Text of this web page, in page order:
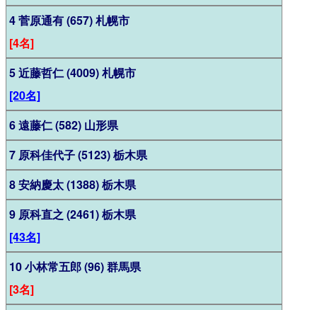
4 菅原通有 (657) 札幌市
[4名]
5 近藤哲仁 (4009) 札幌市
[20名]
6 遠藤仁 (582) 山形県
7 原科佳代子 (5123) 栃木県
8 安納慶太 (1388) 栃木県
9 原科直之 (2461) 栃木県
[43名]
10 小林常五郎 (96) 群馬県
[3名]